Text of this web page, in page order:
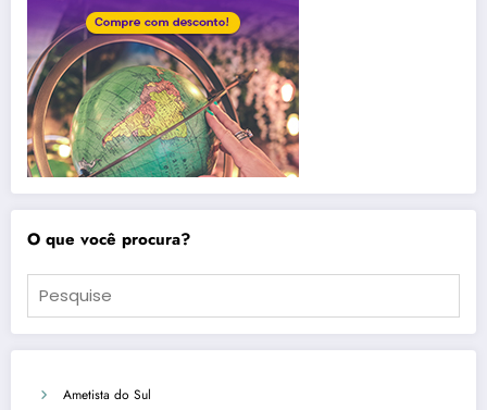
O que você procura?
Ametista do Sul